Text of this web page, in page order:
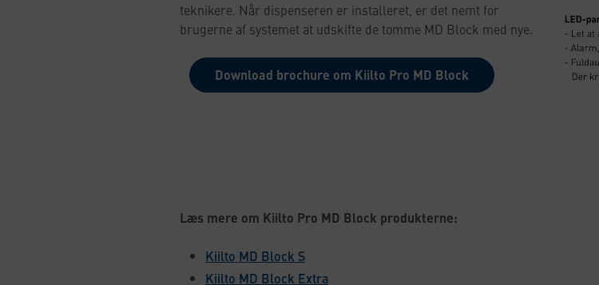
teknikere. Når dispenseren er installeret, er det nemt for
brugerne af systemet at udskifte de tomme MD Block med nye.
Download brochure om Kiilto Pro MD Block
Læs mere om Kiilto Pro MD Block produkterne:
Kiilto MD Block S
Kiilto MD Block Extra